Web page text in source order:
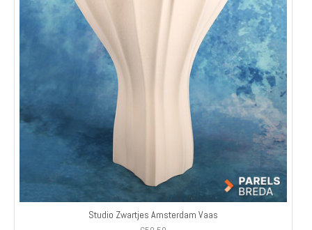
Studio Zwartjes Amsterdam Vaas